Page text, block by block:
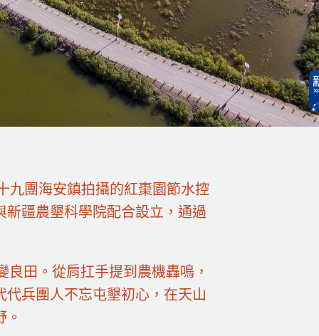
九團海安鎮拍攝的紅棗園節水控
疆農墾科學院配合設立，通過
田。從肩扛手提到農機轟鳴，
代兵團人不忘屯墾初心，在天山